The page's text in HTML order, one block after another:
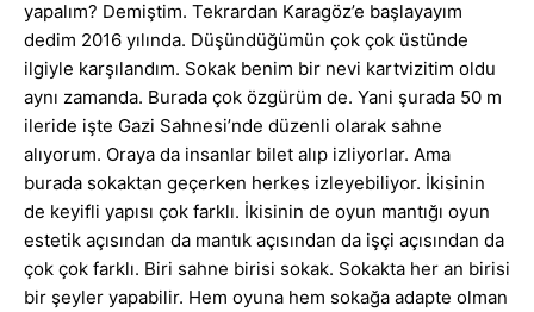
yapalım? Demiştim. Tekrardan Karagöz’e başlayayım
dedim 2016 yılında. Düşündüğümün çok çok üstünde
ilgiyle karşılandım. Sokak benim bir nevi kartvizitim oldu
aynı zamanda. Burada çok özgürüm de. Yani şurada 50 m
ileride işte Gazi Sahnesi’nde düzenli olarak sahne
alıyorum. Oraya da insanlar bilet alıp izliyorlar. Ama
burada sokaktan geçerken herkes izleyebiliyor. İkisinin
de keyifli yapısı çok farklı. İkisinin de oyun mantığı oyun
estetik açısından da mantık açısından da işçi açısından da
çok çok farklı. Biri sahne birisi sokak. Sokakta her an birisi
bir şeyler yapabilir. Hem oyuna hem sokağa adapte olman